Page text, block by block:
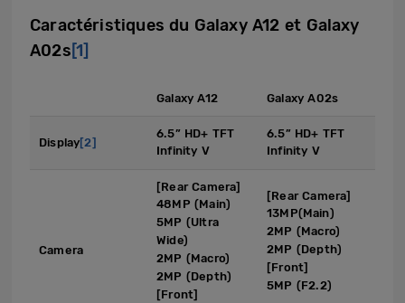
Caractéristiques du Galaxy A12 et Galaxy
A02s[1]
Galaxy A12 Galaxy A02s
Display[2]
6.5” HD+ TFT
Infinity V
6.5” HD+ TFT
Infinity V
Camera
[Rear Camera]
48MP (Main)
5MP (Ultra
Wide)
2MP (Macro)
2MP (Depth)
[Front]
[Rear Camera]
13MP(Main)
2MP (Macro)
2MP (Depth)
[Front]
5MP (F2.2)